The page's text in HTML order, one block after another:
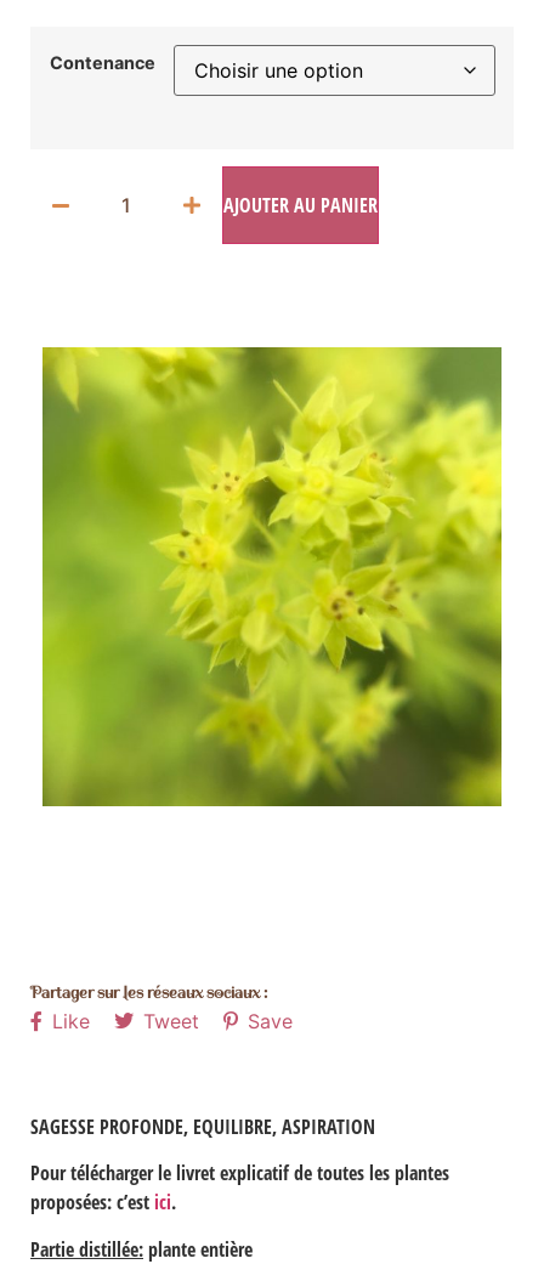
Contenance
AJOUTER AU PANIER
Partager sur les réseaux sociaux :
Like Tweet Save
SAGESSE PROFONDE, EQUILIBRE, ASPIRATION
Pour télécharger le livret explicatif de toutes les plantes
proposées: c’est ici.
Partie distillée: plante entière